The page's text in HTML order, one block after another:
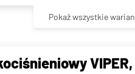
Pokaż wszystkie